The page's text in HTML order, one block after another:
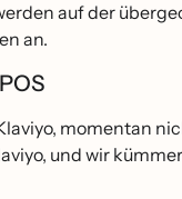
auf der
an.
momentan
und wir